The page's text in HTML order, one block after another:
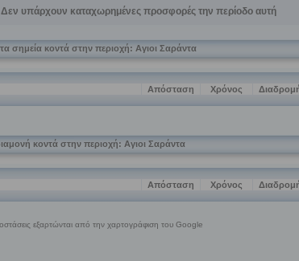
Δεν υπάρχουν καταχωρημένες προσφορές την περίοδο αυτή